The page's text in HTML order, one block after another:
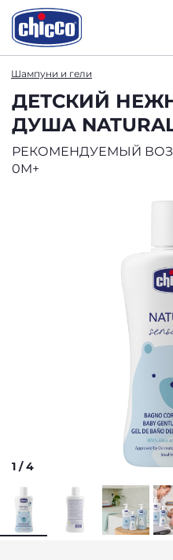
Шампуни и гели
ДЕТСКИЙ
ДУША NATURAL
РЕКОМЕНДУЕМЫЙ
0M+
1 /4